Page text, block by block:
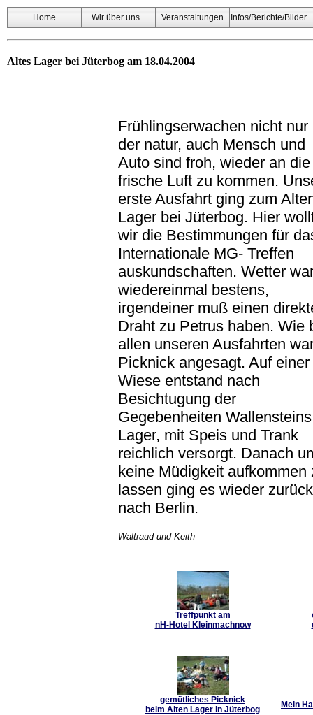
Home Wir über uns... Veranstaltungen Infos/Berichte/Bilder
Altes Lager bei Jüterbog am 18.04.2004
Frühlingserwachen nicht nur
der natur, auch Mensch und
Auto sind froh, wieder an die
frische Luft zu kommen.
erste Ausfahrt ging zum
Lager bei Jüterbog. Hier
wir die Bestimmungen für
Internationale MG- Treffen
auskundschaften. Wetter
wiedereinmal bestens,
irgendeiner muß einen
Draht zu Petrus haben. Wie
allen unseren Ausfahrten
Picknick angesagt. Auf einer
Wiese entstand nach
Besichtugung der
Gegebenheiten Wallensteins
Lager, mit Speis und Trank
reichlich versorgt. Danach
keine Müdigkeit aufkommen
lassen ging es wieder zurück
nach Berlin.
Waltraud und Keith
Treffpunkt am
nH-Hotel Kleinmachnow
gemütliches Picknick
beim Alten Lager in Jüterbog
Mein